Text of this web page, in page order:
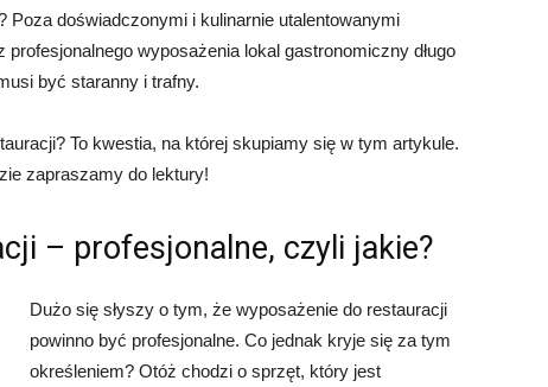
Poza doświadczonymi i kulinarnie utalentowanymi
wyposażenia lokal gastronomiczny długo
być staranny i trafny.
To kwestia, na której skupiamy się w tym artykule.
zapraszamy do lektury!
– profesjonalne, czyli jakie?
Dużo się słyszy o tym, że wyposażenie do restauracji
powinno być profesjonalne. Co jednak kryje się za tym
określeniem? Otóż chodzi o sprzęt, który jest